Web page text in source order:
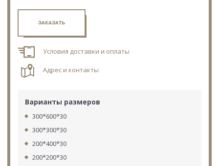
ЗАКАЗАТЬ
Условия доставки и оплаты
Адрес и контакты
Варианты размеров
300*600*30
300*300*30
200*400*30
200*200*30